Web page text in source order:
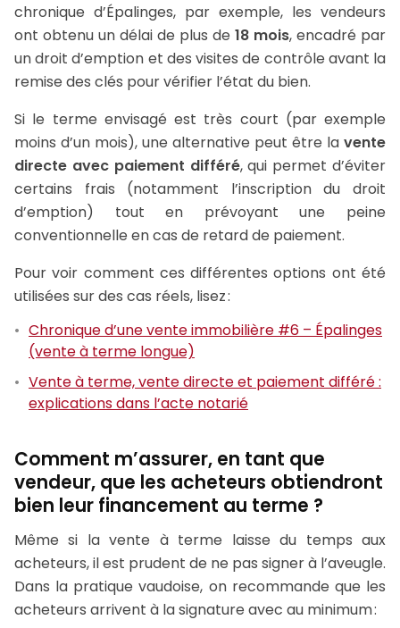
chronique d’Épalinges, par exemple, les vendeurs
ont obtenu un délai de plus de 18 mois, encadré par
un droit d’emption et des visites de contrôle avant la
remise des clés pour vérifier l’état du bien.
Si le terme envisagé est très court (par exemple
moins d’un mois), une alternative peut être la vente
directe avec paiement différé, qui permet d’éviter
certains frais (notamment l’inscription du droit
d’emption) tout en prévoyant une peine
conventionnelle en cas de retard de paiement.
Pour voir comment ces différentes options ont été
utilisées sur des cas réels, lisez :
Chronique d’une vente immobilière #6 – Épalinges
(vente à terme longue)
Vente à terme, vente directe et paiement différé :
explications dans l’acte notarié
Comment m’assurer, en tant que
vendeur, que les acheteurs obtiendront
bien leur financement au terme ?
Même si la vente à terme laisse du temps aux
acheteurs, il est prudent de ne pas signer à l’aveugle.
Dans la pratique vaudoise, on recommande que les
acheteurs arrivent à la signature avec au minimum :